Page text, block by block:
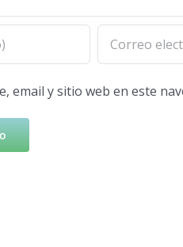
email y sitio web en este